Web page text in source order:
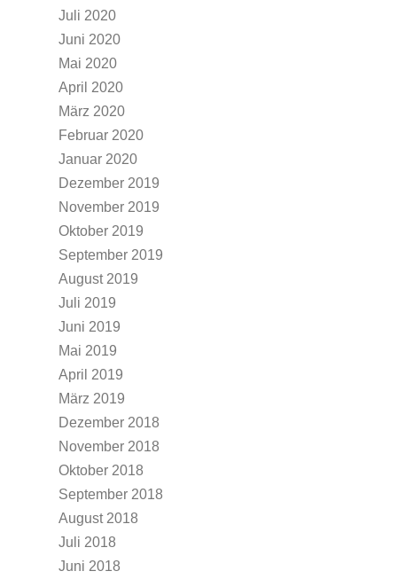
Juli 2020
Juni 2020
Mai 2020
April 2020
März 2020
Februar 2020
Januar 2020
Dezember 2019
November 2019
Oktober 2019
September 2019
August 2019
Juli 2019
Juni 2019
Mai 2019
April 2019
März 2019
Dezember 2018
November 2018
Oktober 2018
September 2018
August 2018
Juli 2018
Juni 2018